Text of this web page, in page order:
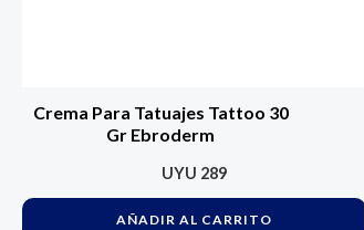
Crema Para Tatuajes Tattoo 30
Gr Ebroderm
UYU 289
AÑADIR AL CARRITO